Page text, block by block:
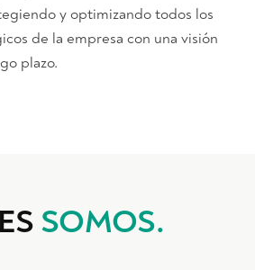
y optimizando todos los
de la empresa con una visión
plazo.
SOMOS.